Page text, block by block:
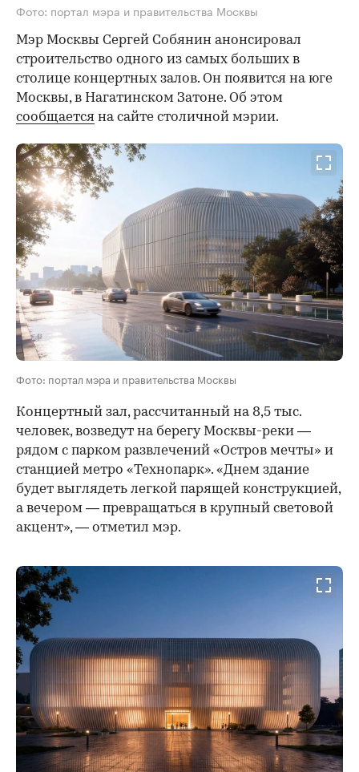
Фото: портал мэра и правительства Москвы
Мэр Москвы Сергей Собянин анонсировал
строительство одного из самых больших в
столице концертных залов. Он появится на юге
Москвы, в Нагатинском Затоне. Об этом
сообщается на сайте столичной мэрии.
Фото: портал мэра и правительства Москвы
Концертный зал, рассчитанный на 8,5 тыс.
человек, возведут на берегу Москвы-реки —
рядом с парком развлечений «Остров мечты» и
станцией метро «Технопарк». «Днем здание
будет выглядеть легкой парящей конструкцией,
а вечером — превращаться в крупный световой
акцент», — отметил мэр.
00:00 / 00:00